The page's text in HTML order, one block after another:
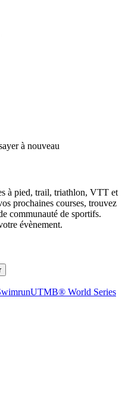
à nouveau
à pied, trail, triathlon, VTT et
prochaines courses, trouvez
communauté de sportifs.
évènement.
UTMB® World Series